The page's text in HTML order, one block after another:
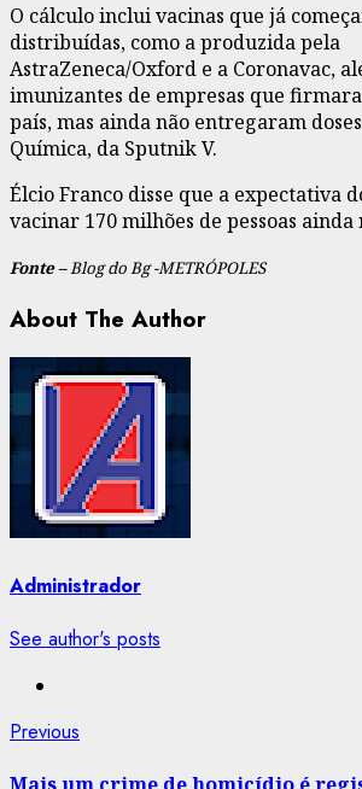
O cálculo inclui vacinas que já
distribuídas, como a produzida pela
AstraZeneca/Oxford e a Coronavac,
imunizantes de empresas que
país, mas ainda não entregaram
Química, da Sputnik V.
Élcio Franco disse que a expectativa
vacinar 170 milhões de pessoas ainda
Fonte –Blog do Bg -METRÓPOLES
About The Author
Administrador
See author's posts
Post
navigation
Previous